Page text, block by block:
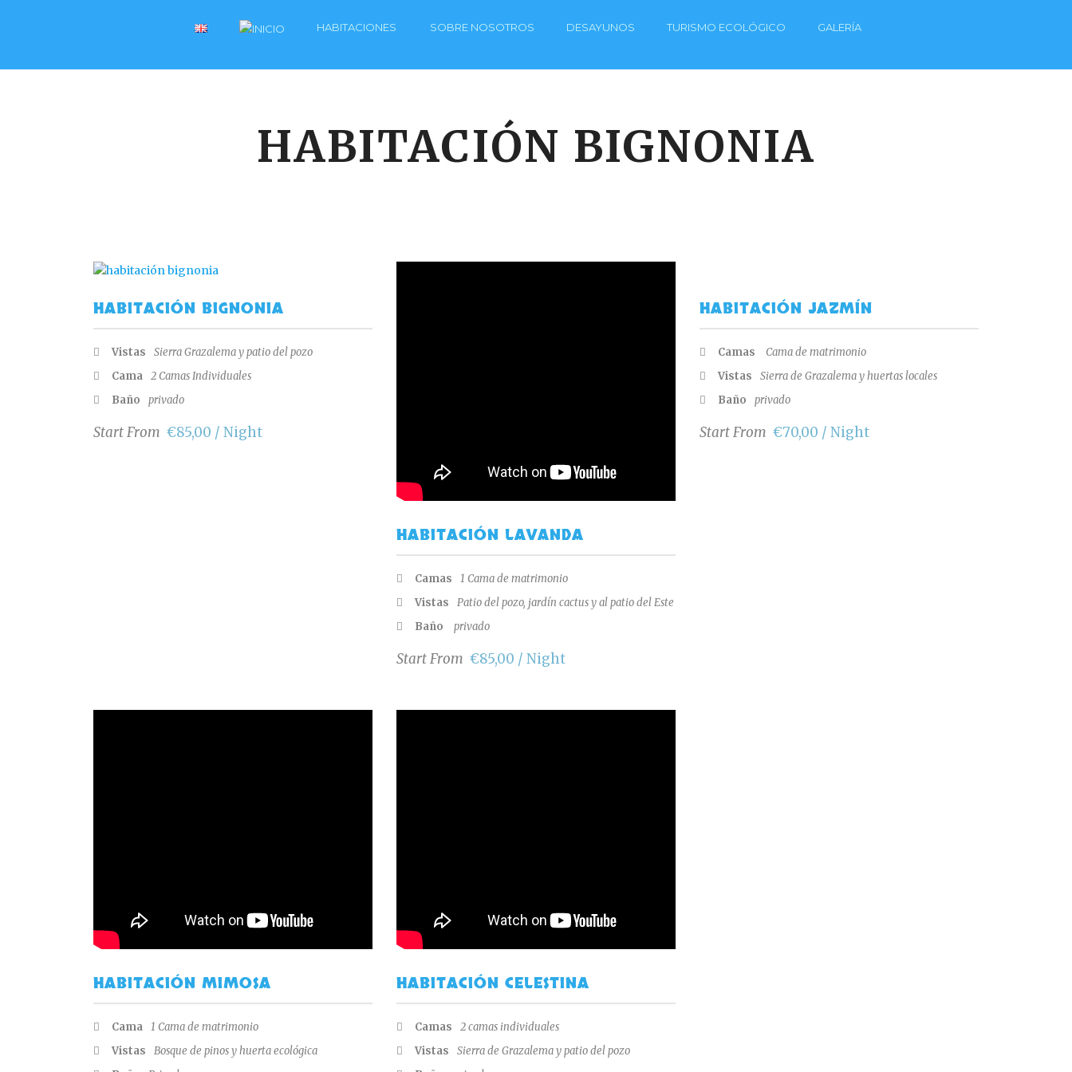
HABITACIONES SOBRE NOSOTROS DESAYUNOS TURISMO ECOLÓGICO GALERÍA
HABITACIÓN BIGNONIA
HABITACIÓN BIGNONIA
Vistas
Sierra Grazalema y patio del pozo
Cama 2 Camas Individuales
Baño
privado
Start From €85,00 / Night
HABITACIÓN LAVANDA
Camas
1 Cama de matrimonio
Vistas
Patio del pozo, jardín cactus y al patio del Este
Baño
privado
Start From €85,00 / Night
HABITACIÓN JAZMÍN
Camas
Cama de matrimonio
Vistas
Sierra de Grazalema y huertas locales
Baño
privado
Start From €70,00 / Night
HABITACIÓN MIMOSA
Cama 1 Cama de matrimonio
Vistas
Bosque de pinos y huerta ecológica
HABITACIÓN CELESTINA
Camas
2 camas individuales
Vistas
Sierra de Grazalema y patio del pozo